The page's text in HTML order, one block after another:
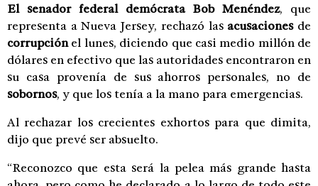
El senador federal demócrata Bob Menéndez, que
representa a Nueva Jersey, rechazó las acusacionesde
corrupciónel lunes, diciendo que casi medio millón de
dólares en efectivo que las autoridades encontraron en
su casa provenía de sus ahorros personales, no de
sobornos, y que los tenía a la mano para emergencias.
Al rechazar los crecientes exhortos para que dimita,
dijo que prevé ser absuelto.
“Reconozco que esta será la pelea más grande hasta